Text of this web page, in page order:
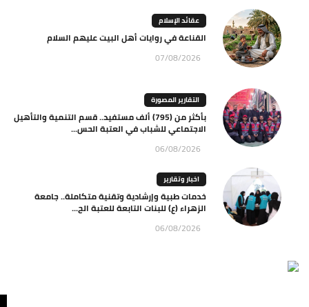
عقائد الإسلام
القناعة في روايات أهل البيت عليهم السلام
07/08/2026
التقارير المصورة
بأكثر من (795) ألف مستفيد.. قسم التنمية والتأهيل
الاجتماعي للشباب في العتبة الحس...
06/08/2026
اخبار وتقارير
خدمات طبية وإرشادية وتقنية متكاملة.. جامعة
الزهراء (ع) للبنات التابعة للعتبة الح...
06/08/2026